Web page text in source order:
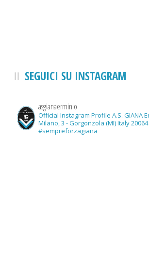
SEGUICI SU INSTAGRAM
asgianaerminio
Official Instagram Profile A.S. GIANA
Milano, 3 - Gorgonzola (MI) Italy 20064
#sempreforzagiana